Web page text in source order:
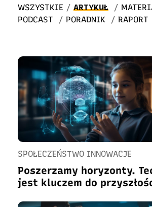
WSZYSTKIE / ARTYKUŁ /
PODCAST
/ PORADNIK / RAPORT
SPOŁECZEŃSTWO INNOWACJE
Poszerzamy horyzonty.
jest kluczem do